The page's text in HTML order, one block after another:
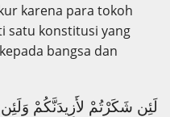
karena para tokoh
satu konstitusi yang
bangsa dan
لَئِن شَكَرْتُمْ لأَزِيدَنَّكُمْ